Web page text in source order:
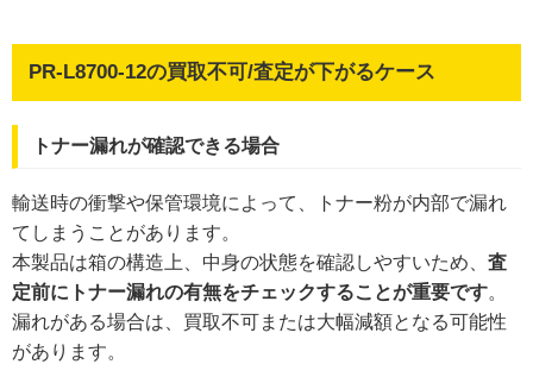
PR-L8700-12の買取不可/査定が下がるケース
トナー漏れが確認できる場合
輸送時の衝撃や保管環境によって、トナー粉が内部で漏れ
てしまうことがあります。
本製品は箱の構造上、中身の状態を確認しやすいため、 査
定前にトナー漏れの有無をチェックすることが重要です。
漏れがある場合は、買取不可または大幅減額となる可能性
があります。